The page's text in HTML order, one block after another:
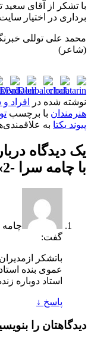
با تشکر از آقای
برداری در اختیار
محمد علی توللی
(شاعر)
نوشته شده در افراد
هنرمندان با برچسب
پیوند یکتا به
یک دیدگاه
با چامه سرا -2
گفت:
باتشکر
عموی بنده
استاد دوباره
پاسخ ↓
دیدگاهتان را